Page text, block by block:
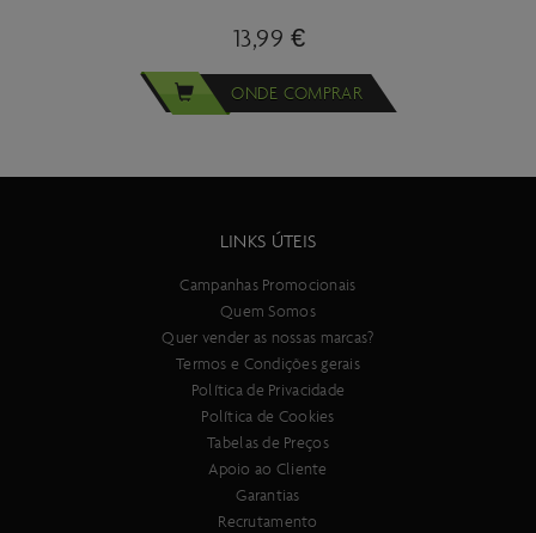
13,99 €
ONDE COMPRAR
LINKS ÚTEIS
Campanhas Promocionais
Quem Somos
Quer vender as nossas marcas?
Termos e Condições gerais
Política de Privacidade
Política de Cookies
Tabelas de Preços
Apoio ao Cliente
Garantias
Recrutamento